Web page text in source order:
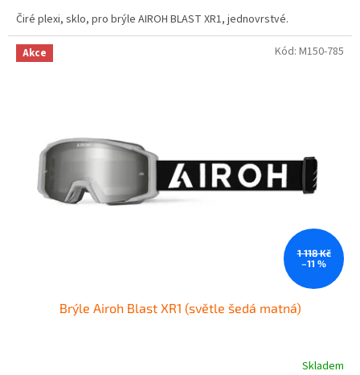
Čiré plexi, sklo, pro brýle AIROH BLAST XR1, jednovrstvé.
Akce
1 118 Kč
–11 %
Brýle Airoh Blast XR1 (světle šedá matná)
Skladem
Kód: M150-785